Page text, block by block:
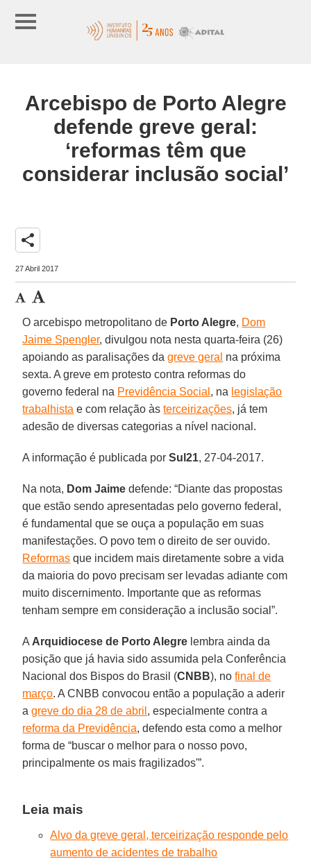
Arcebispo de Porto Alegre
defende greve geral:
‘reformas têm que
considerar inclusão social’
share
27 Abril 2017
O arcebispo metropolitano de Porto Alegre, Dom
Jaime Spengler, divulgou nota nesta quarta-feira (26)
apoiando as paralisações dagreve geral na próxima
sexta. A greve em protesto contra reformas do
governo federal na Previdência Social , na legislação
trabalhista e com relação àsterceirizações, já tem
adesão de diversas categorias a nível nacional.
A informação é publicada porSul21, 27-04-2017.
Na nota, Dom Jaime defende: “Diante das propostas
que estão sendo apresentadas pelo governo federal,
é fundamental que se ouça a população em suas
manifestações. O povo tem o direito de ser ouvido.
Reformas que incidem mais diretamente sobre a vida
da maioria do povo precisam ser levadas adiante com
muito discernimento. Importante que as reformas
tenham sempre em consideração a inclusão social”.
A Arquidiocese de Porto Alegre lembra ainda da
posição que já havia sido assumida pela Conferência
Nacional dos Bispos do Brasil (CNBB), nofinal de
março. A CNBB convocou então a população a aderir
agreve do dia 28 de abril , especialmente contra a
reforma da Previdência, defendo esta como a melhor
forma de “buscar o melhor para o nosso povo,
principalmente os mais fragilizados'”.
Leia mais
Alvo da greve geral, terceirização responde pelo
aumento de acidentes de trabalho